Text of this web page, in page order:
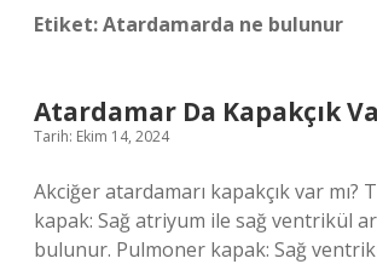
Etiket:Atardamarda ne bulunur
Atardamar Da Kapakçık
Tarih: Ekim 14, 2024
Akciğer atardamarı kapakçık var mı?
kapak: Sağ atriyum ile sağ ventrikül
bulunur. Pulmoner kapak: Sağ